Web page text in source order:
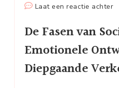
Laat een reactie achterop
De Fasen van
Emotionele
Diepgaande